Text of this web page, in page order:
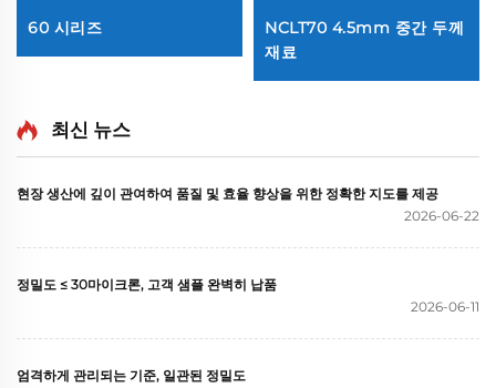
60 시리즈
NCLT70 4.5mm 중간 두께
재료
최신 뉴스
현장 생산에 깊이 관여하여 품질 및 효율 향상을 위한 정확한 지도를 제공
2026-06-22
정밀도 ≤ 30마이크론, 고객 샘플 완벽히 납품
2026-06-11
엄격하게 관리되는 기준, 일관된 정밀도